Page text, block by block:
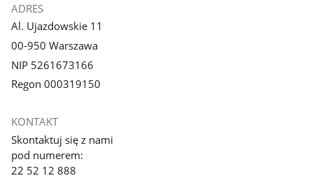
ADRES
Al. Ujazdowskie 11
00-950 Warszawa
NIP 5261673166
Regon 000319150
KONTAKT
Skontaktuj się z nami
pod numerem:
22 52 12 888